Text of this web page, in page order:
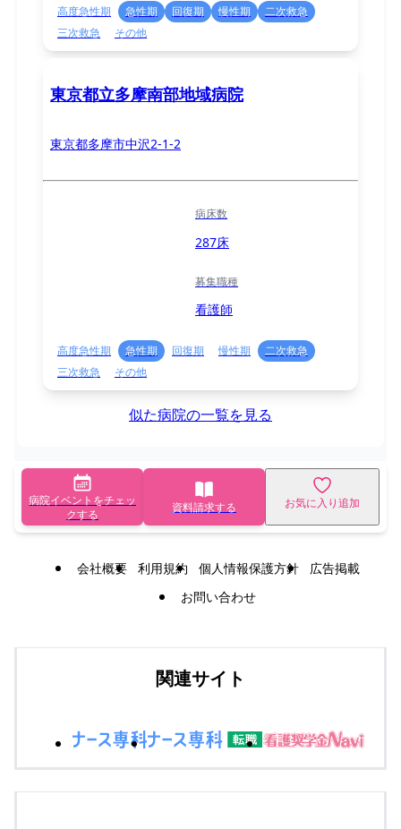
高度急性期 急性期 回復期 慢性期
二次救急
三次救急
その他
東京都立多摩南部地域病院
東京都多摩市中沢2-1-2
病床数
287床
募集職種
看護師
高度急性期 急性期 回復期 慢性期
二次救急
三次救急
その他
似た病院の一覧を見る
病院イベントをチェッ
クする
資料請求する お気に入り追加
会社概要 利用規約 個人情報保護方針
広告掲載
お問い合わせ
関連サイト